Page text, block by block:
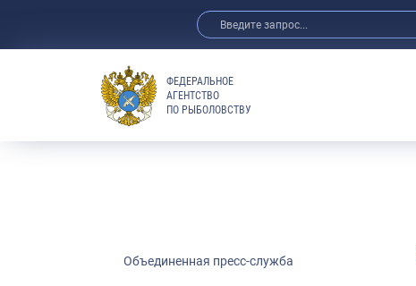
Анонсы
ФЕДЕРАЛЬНОЕ
АГЕНТСТВО
ПО РЫБОЛОВСТВУ
Объединенная пресс-служба